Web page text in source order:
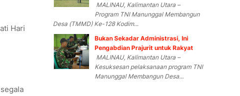
Hari
MALINAU, Kalimantan Utara –
Program TNI Manunggal Membangun
Desa (TMMD) Ke-128 Kodim...
Bukan Sekadar Administrasi, Ini
Pengabdian Prajurit untuk Rakyat
MALINAU, Kalimantan Utara –
Kesuksesan pelaksanaan program TNI
Manunggal Membangun Desa...